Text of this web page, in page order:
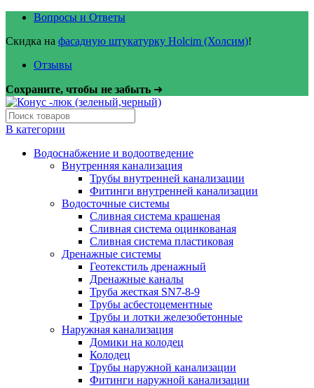
Вопросы и Ответы
Скидка на фасадную штукатурку Holcim (Холсим)!
Отзывы
Сохраните, чтобы не забыть ➜
В категории
Водоснабжение и водоотведение
Внутренняя канализация
Трубы внутренней канализации
Фитинги внутренней канализации
Водосточные системы
Сливная система крашеная
Сливная система оцинкованая
Сливная система пластиковая
Дренажные системы
Геотекстиль дренажный
Дренажные каналы
Труба жесткая SN7-8-9
Трубы асбестоцементные
Трубы и лотки железобетонные
Наружная канализация
Домики на колодец
Колодец
Трубы наружной канализации
Фитинги наружной канализации